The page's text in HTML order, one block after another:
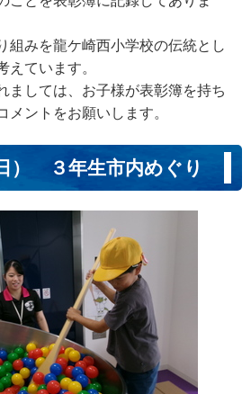
組みを龍ケ崎西小学校の伝統とし
えています。
ましては、お子様が表彰簿を持ち
メントをお願いします。
） ３年生市内めぐり